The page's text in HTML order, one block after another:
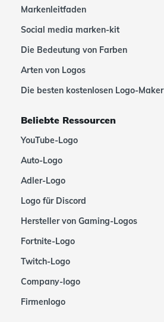
Markenleitfaden
Social media marken-kit
Die Bedeutung von Farben
Arten von Logos
Die besten kostenlosen Logo-Maker
Beliebte Ressourcen
YouTube-Logo
Auto-Logo
Adler-Logo
Logo für Discord
Hersteller von Gaming-Logos
Fortnite-Logo
Twitch-Logo
Company-logo
Firmenlogo